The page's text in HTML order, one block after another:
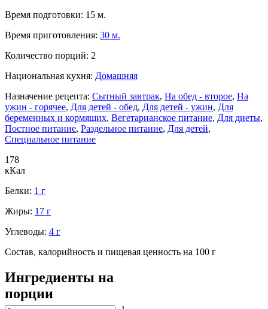
Время подготовки: 15 м.
Время приготовления: 30 м.
Количество порций: 2
Национальная кухня: Домашняя
Назначение рецепта: Сытный завтрак, На обед - второе, На
ужин - горячее, Для детей - обед, Для детей - ужин, Для
беременных и кормящих, Вегетарианское питание, Для диеты,
Постное питание, Раздельное питание, Для детей,
Специальное питание
178
кКал
Белки: 1 г
Жиры: 17 г
Углеводы: 4 г
Состав, калорийность и пищевая ценность на 100 г
Ингредиенты на
порции